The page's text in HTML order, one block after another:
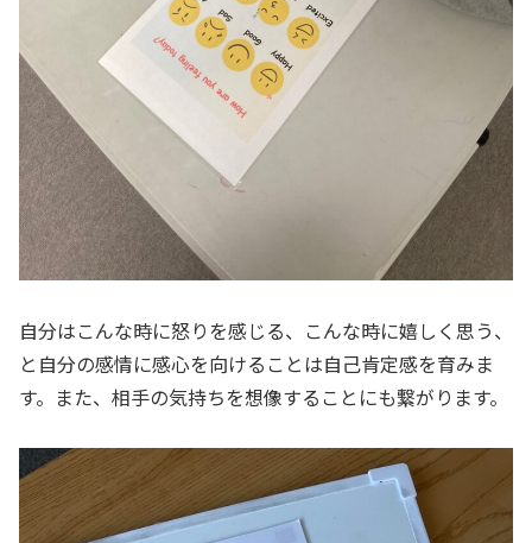
自分はこんな時に怒りを感じる、こんな時に嬉しく思う、
と自分の感情に感心を向けることは自己肯定感を育みま
す。また、相手の気持ちを想像することにも繋がります。